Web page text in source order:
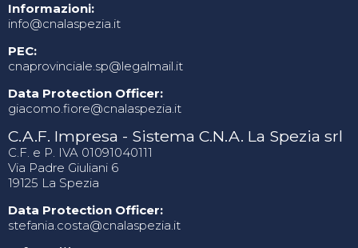
Informazioni:
info@cnalaspezia.it
PEC:
cnaprovinciale.sp@legalmail.it
Data Protection Officer:
giacomo.fiore@cnalaspezia.it
C.A.F. Impresa - Sistema C.N.A. La Spezia srl
C.F. e P. IVA 01091040111
Via Padre Giuliani 6
19125 La Spezia
Data Protection Officer:
stefania.costa@cnalaspezia.it